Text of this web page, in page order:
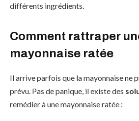
différents ingrédients.
Comment rattraper
mayonnaise ratée
Il arrive parfois que la mayonnaise ne
prévu. Pas de panique, il existe des
remédier à une mayonnaise ratée :